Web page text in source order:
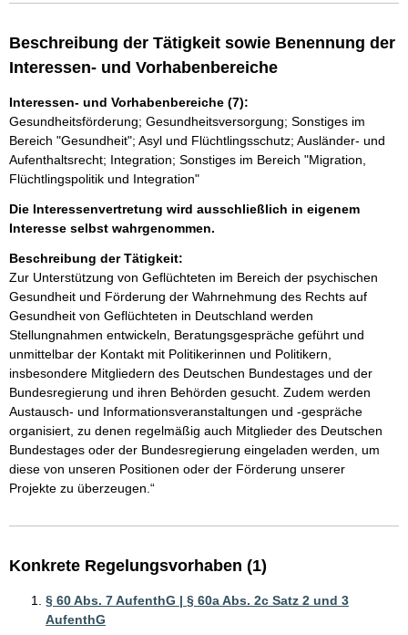
Beschreibung der Tätigkeit sowie Benennung der
Interessen- und Vorhabenbereiche
Interessen- und Vorhabenbereiche (7):
Gesundheitsförderung; Gesundheitsversorgung; Sonstiges im
Bereich "Gesundheit"; Asyl und Flüchtlingsschutz; Ausländer- und
Aufenthaltsrecht; Integration; Sonstiges im Bereich "Migration,
Flüchtlingspolitik und Integration"
Die Interessenvertretung wird ausschließlich in eigenem
Interesse selbst wahrgenommen.
Beschreibung der Tätigkeit:
Zur Unterstützung von Geflüchteten im Bereich der psychischen
Gesundheit und Förderung der Wahrnehmung des Rechts auf
Gesundheit von Geflüchteten in Deutschland werden
Stellungnahmen entwickeln, Beratungsgespräche geführt und
unmittelbar der Kontakt mit Politikerinnen und Politikern,
insbesondere Mitgliedern des Deutschen Bundestages und der
Bundesregierung und ihren Behörden gesucht. Zudem werden
Austausch- und Informationsveranstaltungen und -gespräche
organisiert, zu denen regelmäßig auch Mitglieder des Deutschen
Bundestages oder der Bundesregierung eingeladen werden, um
diese von unseren Positionen oder der Förderung unserer
Konkrete Regelungsvorhaben (1)
§ 60 Abs. 7 AufenthG | § 60a Abs. 2c Satz 2 und 3
AufenthG